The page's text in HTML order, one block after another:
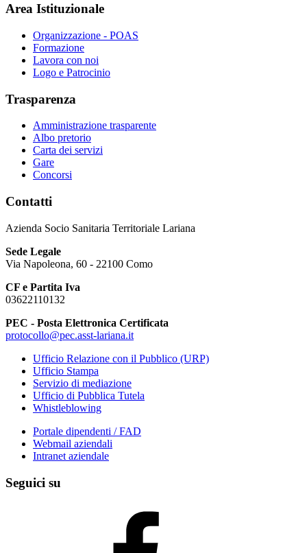
Area Istituzionale
Organizzazione - POAS
Formazione
Lavora con noi
Logo e Patrocinio
Trasparenza
Amministrazione trasparente
Albo pretorio
Carta dei servizi
Gare
Concorsi
Contatti
Azienda Socio Sanitaria Territoriale Lariana
Sede Legale
Via Napoleona, 60 - 22100 Como
CF e Partita Iva
03622110132
PEC - Posta Elettronica Certificata
protocollo@pec.asst-lariana.it
Ufficio Relazione con il Pubblico (URP)
Ufficio Stampa
Servizio di mediazione
Ufficio di Pubblica Tutela
Whistleblowing
Portale dipendenti / FAD
Webmail aziendali
Intranet aziendale
Seguici su